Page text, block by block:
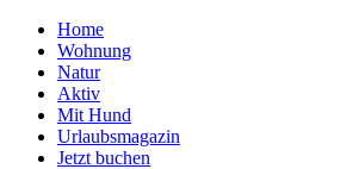
Home
Wohnung
Natur
Aktiv
Mit Hund
Urlaubsmagazin
Jetzt buchen